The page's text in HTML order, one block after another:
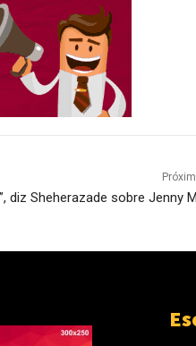
diz Sheherazade sobre Jenny